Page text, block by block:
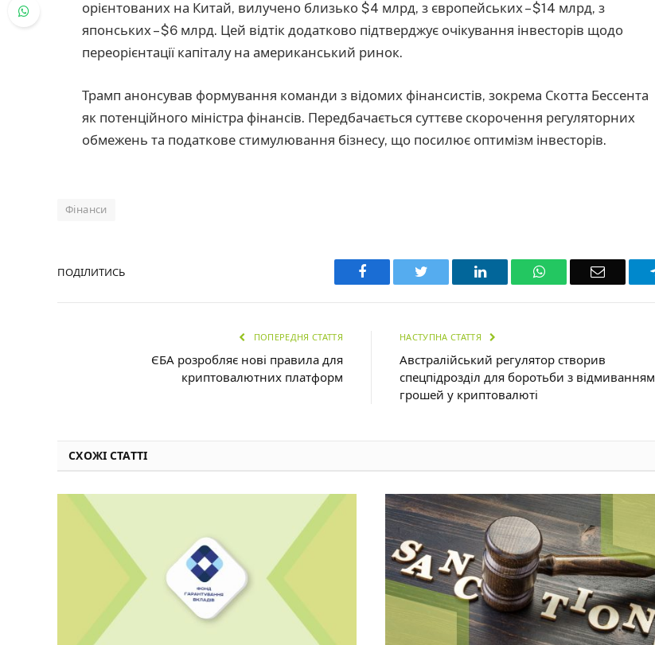
орієнтованих на Китай, вилучено близько $4 млрд, з європейських – $14 млрд, з
японських – $6 млрд. Цей відтік додатково підтверджує очікування інвесторів щодо
переорієнтації капіталу на американський ринок.
Трамп анонсував формування команди з відомих фінансистів, зокрема Скотта Бессента
як потенційного міністра фінансів. Передбачається суттєве скорочення регуляторних
обмежень та податкове стимулювання бізнесу, що посилює оптимізм інвесторів.
Фінанси
ПОДІЛИТИСЬ Facebook Twitter LinkedIn WhatsAppEmail
ПОПЕРЕДНЯ СТАТТЯ
ЄБА розробляє нові правила для
криптовалютних платформ
НАСТУПНА СТАТТЯ
Австралійський регулятор створив
спецпідрозділ для боротьби з відмиванням
грошей у криптовалюті
СХОЖІ СТАТТІ